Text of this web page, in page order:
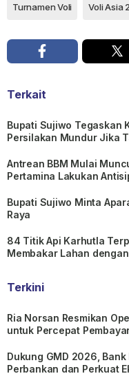
Turnamen Voli Voli Asia
Terkait
Bupati Sujiwo Tegaskan
Persilakan Mundur Jika
Antrean BBM Mulai
Pertamina Lakukan
Bupati Sujiwo Minta
Raya
84 Titik Api Karhutla
Membakar Lahan
Terkini
Ria Norsan Resmikan
untuk Percepat
Dukung GMD 2026,
Perbankan dan Perkuat